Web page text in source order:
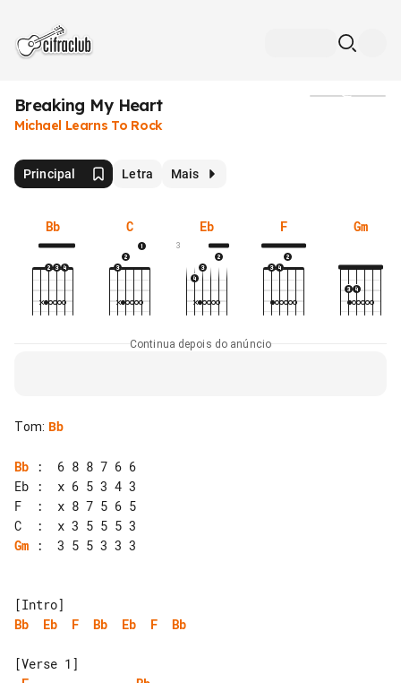
Breaking My Heart
Michael Learns To Rock
Principal Letra Mais
Bb C Eb
3
F Gm
Continua depois do anúncio
Tom: Bb
Bb :  6 8 8 7 6 6
Eb :  x 6 5 3 4 3
F  :  x 8 7 5 6 5
Gm :  3 5 5 3 3 3
Bb
Eb F Bb Eb F Bb